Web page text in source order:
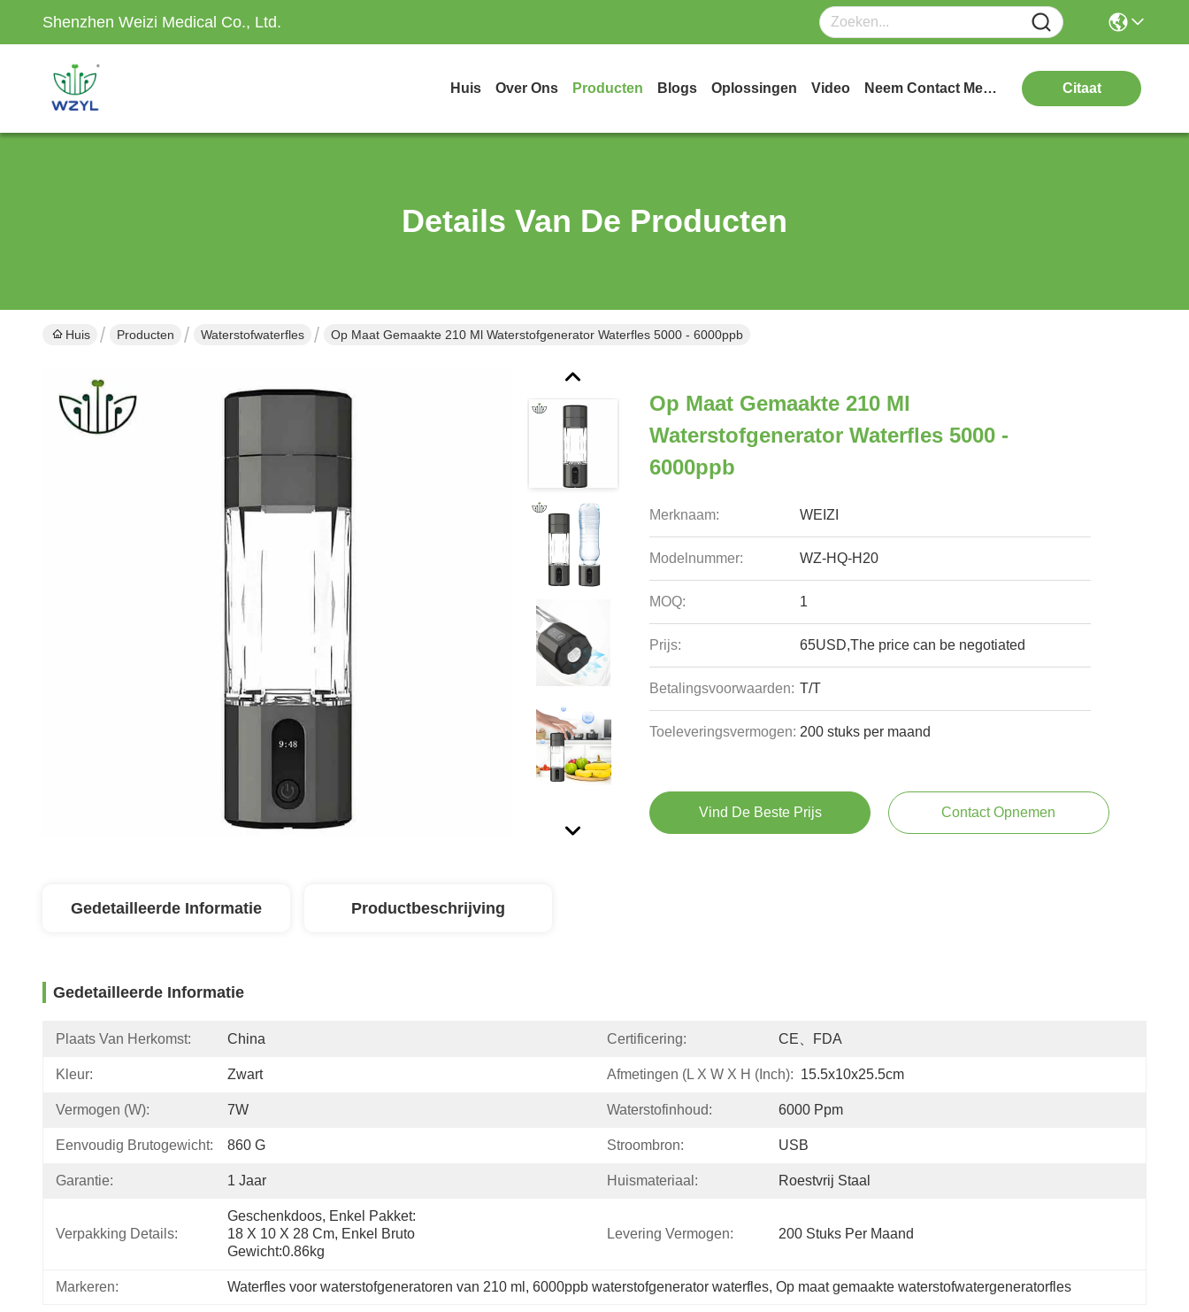
Shenzhen Weizi Medical Co., Ltd.
Huis Over Ons Producten Blogs Oplossingen Video Neem Contact Met Ons Op Citaat
Details Van De Producten
Huis Producten Waterstofwaterfles Op Maat Gemaakte 210 Ml Waterstofgenerator Waterfles 5000 - 6000ppb
Op Maat Gemaakte 210 Ml
Waterstofgenerator Waterfles 5000 -
6000ppb
Merknaam: WEIZI
Modelnummer: WZ-HQ-H20
MOQ: 1
Prijs: 65USD,The price can be negotiated
Betalingsvoorwaarden: T/T
Toeleveringsvermogen: 200 stuks per maand
Vind De Beste Prijs Contact Opnemen
Gedetailleerde Informatie Productbeschrijving
Gedetailleerde Informatie
Plaats Van Herkomst: China Certificering: CE、FDA
Kleur: Zwart Afmetingen (L X W X H (inch): 15.5x10x25.5cm
Vermogen (w): 7W Waterstofinhoud: 6000 Ppm
Eenvoudig Brutogewicht: 860 G Stroombron: USB
Garantie: 1 Jaar Huismateriaal: Roestvrij Staal
Verpakking Details:
Geschenkdoos, Enkel Pakket:
18 X 10 X 28 Cm, Enkel Bruto
Gewicht:0.86kg
Levering Vermogen: 200 Stuks Per Maand
Markeren: Waterfles voor waterstofgeneratoren van 210 ml , 6000ppb waterstofgenerator waterfles, Op maat gemaakte waterstofwatergeneratorfles